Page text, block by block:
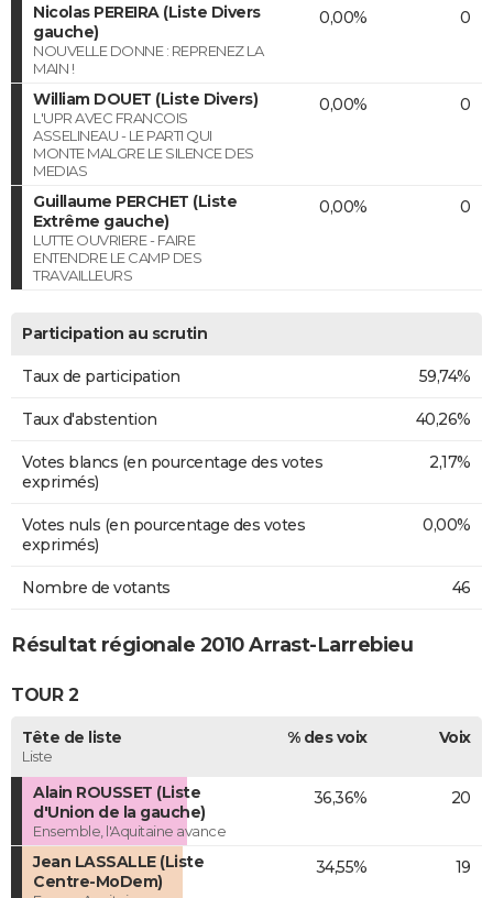
Nicolas PEREIRA (Liste Divers
gauche)
NOUVELLE DONNE : REPRENEZ LA
MAIN !
0,00% 0
William DOUET (Liste Divers)
L'UPR AVEC FRANCOIS
ASSELINEAU - LE PARTI QUI
MONTE MALGRE LE SILENCE DES
MEDIAS
0,00% 0
Guillaume PERCHET (Liste
Extrême gauche)
LUTTE OUVRIERE - FAIRE
ENTENDRE LE CAMP DES
TRAVAILLEURS
0,00% 0
Participation au scrutin
Taux de participation 59,74%
Taux d'abstention 40,26%
Votes blancs (en pourcentage des votes
exprimés)
2,17%
Votes nuls (en pourcentage des votes
exprimés)
0,00%
Nombre de votants 46
Résultat régionale 2010 Arrast-Larrebieu
TOUR 2
Tête de liste
Liste
% des voix Voix
Alain ROUSSET (Liste
d'Union de la gauche)
Ensemble, l'Aquitaine avance
36,36% 20
Jean LASSALLE (Liste
Centre-MoDem)
34,55% 19